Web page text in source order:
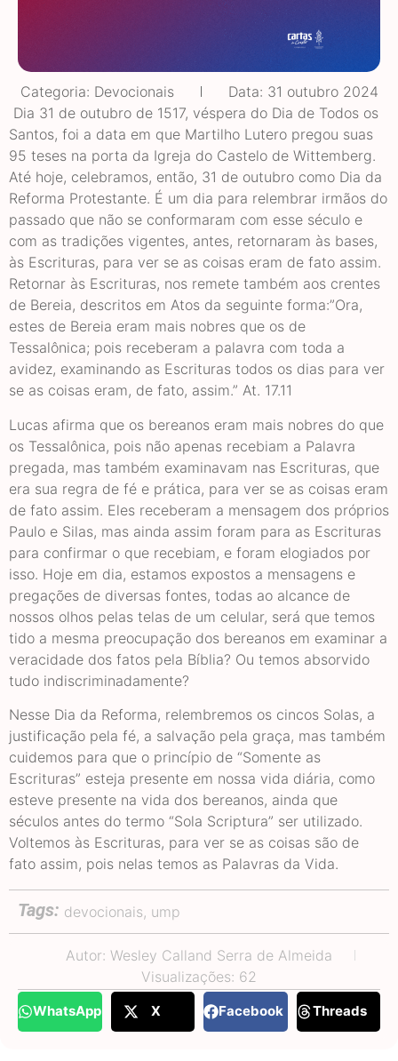
Categoria: Devocionais Data: 31 outubro 2024
Dia 31 de outubro de 1517, véspera do Dia de Todos os
Santos, foi a data em que Martilho Lutero pregou suas
95 teses na porta da Igreja do Castelo de Wittemberg.
Até hoje, celebramos, então, 31 de outubro como Dia da
Reforma Protestante. É um dia para relembrar irmãos do
passado que não se conformaram com esse século e
com as tradições vigentes, antes, retornaram às bases,
às Escrituras, para ver se as coisas eram de fato assim.
Retornar às Escrituras, nos remete também aos crentes
de Bereia, descritos em Atos da seguinte forma:”Ora,
estes de Bereia eram mais nobres que os de
Tessalônica; pois receberam a palavra com toda a
avidez, examinando as Escrituras todos os dias para ver
se as coisas eram, de fato, assim.” At. 17.11
Lucas afirma que os bereanos eram mais nobres do que
os Tessalônica, pois não apenas recebiam a Palavra
pregada, mas também examinavam nas Escrituras, que
era sua regra de fé e prática, para ver se as coisas eram
de fato assim. Eles receberam a mensagem dos próprios
Paulo e Silas, mas ainda assim foram para as Escrituras
para confirmar o que recebiam, e foram elogiados por
isso. Hoje em dia, estamos expostos a mensagens e
pregações de diversas fontes, todas ao alcance de
nossos olhos pelas telas de um celular, será que temos
tido a mesma preocupação dos bereanos em examinar a
veracidade dos fatos pela Bíblia? Ou temos absorvido
tudo indiscriminadamente?
Nesse Dia da Reforma, relembremos os cincos Solas, a
justificação pela fé, a salvação pela graça, mas também
cuidemos para que o princípio de “Somente as
Escrituras” esteja presente em nossa vida diária, como
esteve presente na vida dos bereanos, ainda que
séculos antes do termo “Sola Scriptura” ser utilizado.
Voltemos às Escrituras, para ver se as coisas são de
fato assim, pois nelas temos as Palavras da Vida.
Tags: devocionais, ump
Autor: Wesley Calland Serra de Almeida
Visualizações: 62
WhatsApp X Facebook Threads